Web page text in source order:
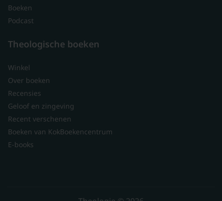
Boeken
Podcast
Theologische boeken
Winkel
Over boeken
Recensies
Geloof en zingeving
Recent verschenen
Boeken van KokBoekencentrum
E-books